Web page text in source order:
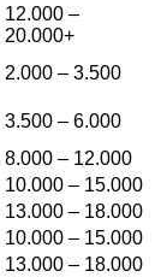
12.000 –
20.000+
2.000 – 3.500
3.500 – 6.000
8.000 – 12.000
10.000 – 15.000
13.000 – 18.000
10.000 – 15.000
13.000 – 18.000